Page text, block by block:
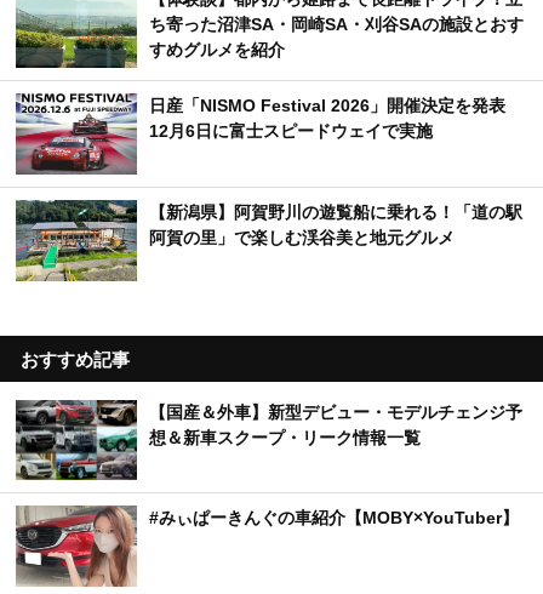
ち寄った沼津SA・岡崎SA・刈谷SAの施設とおす
すめグルメを紹介
日産「NISMO Festival 2026」開催決定を発表
12月6日に富士スピードウェイで実施
【新潟県】阿賀野川の遊覧船に乗れる！「道の駅
阿賀の里」で楽しむ渓谷美と地元グルメ
おすすめ記事
【国産＆外車】新型デビュー・モデルチェンジ予
想＆新車スクープ・リーク情報一覧
#みぃぱーきんぐの車紹介【MOBY×YouTuber】